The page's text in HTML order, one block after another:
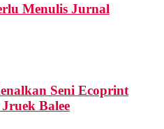
Menulis Jurnal
Seni Ecoprint
Balee